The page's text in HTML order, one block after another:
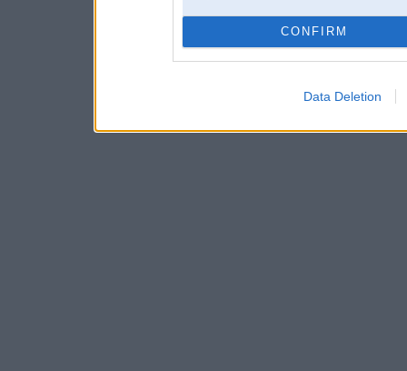
CONFIRM
Data Deletion